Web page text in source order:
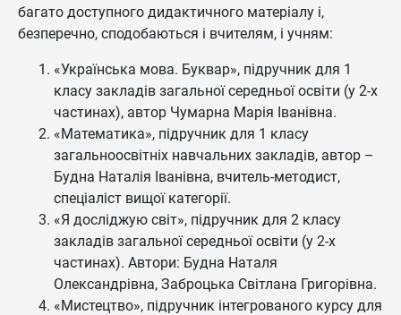
багато доступного дидактичного матеріалу і,
безперечно, сподобаються і вчителям, і учням:
«Українська мова. Буквар», підручник для 1
класу закладів загальної середньої освіти (у 2-х
частинах), автор Чумарна Марія Іванівна.
«Математика», підручник для 1 класу
загальноосвітніх навчальних закладів, автор –
Будна Наталія Іванівна, вчитель-методист,
спеціаліст вищої категорії.
«Я досліджую світ», підручник для 2 класу
закладів загальної середньої освіти (у 2-х
частинах). Автори: Будна Наталя
Олександрівна, Заброцька Світлана Григорівна.
«Мистецтво», підручник інтегрованого курсу для